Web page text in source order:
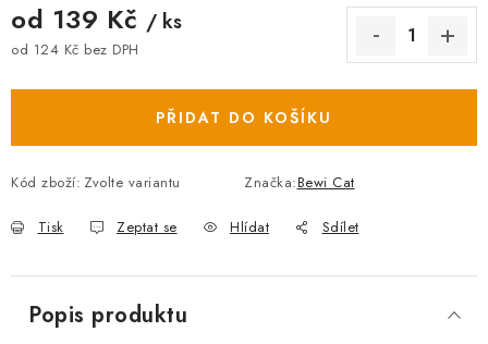
od 139 Kč / ks
od 124 Kč bez DPH
PŘIDAT DO KOŠÍKU
Kód zboží: Zvolte variantu Značka:Bewi Cat
Tisk Zeptat se Hlídat Sdílet
Popis produktu